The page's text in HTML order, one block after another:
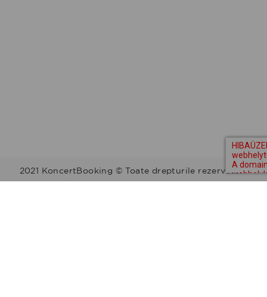
2021 KoncertBooking © Toate drepturile rezervate.
Kapcsolat | Telefonszám: +36 30 157 9812 | E-mail: